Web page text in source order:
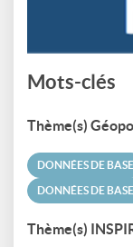
Mots-clés
Thème(s)
DONNÉES DE BASE
DONNÉES DE
Thème(s)